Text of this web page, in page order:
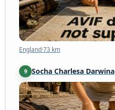
England·73 km
9 Socha Charlesa Darwina
England·73 km